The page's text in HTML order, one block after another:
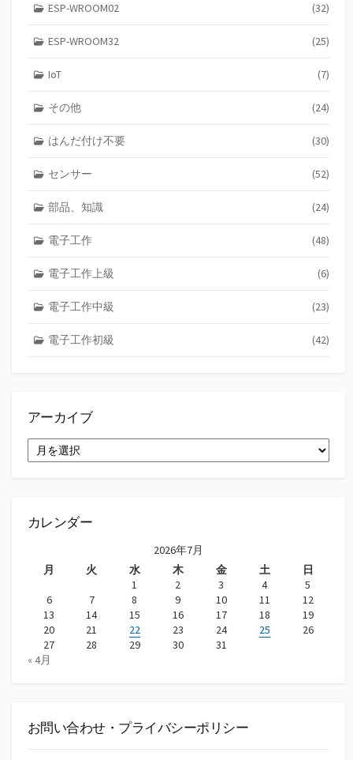
ESP-WROOM02 (32)
ESP-WROOM32 (25)
IoT (7)
その他 (24)
はんだ付け不要 (30)
センサー (52)
部品、知識 (24)
電子工作 (48)
電子工作上級 (6)
電子工作中級 (23)
電子工作初級 (42)
アーカイブ
ー
カレンダー
2026年7月
月
火 水 木 金 土
日
1
2 3 4
5
6
7 8 9 10 11
12
13
14 15 16 17 18
19
20
21 22 23 24 25
26
27
28 29 30
31
« 4月
お問い合わせ・プライバシーポリシー